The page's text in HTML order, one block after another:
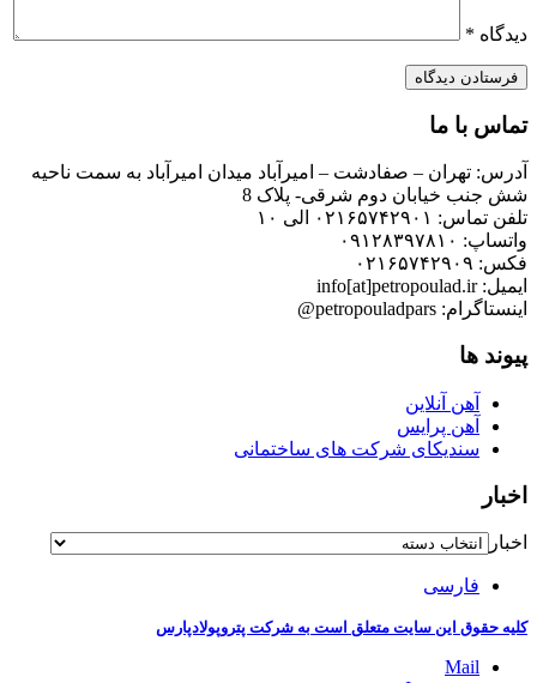
دیدگاه *
تماس با ما
آدرس: تهران – صفادشت – امیرآباد میدان امیرآباد به سمت ناحیه
شش جنب خیابان دوم شرقی- پلاک 8
تلفن تماس: ۰۲۱۶۵۷۴۲۹۰۱ الی ۱۰
واتساپ: ۰۹۱۲۸۳۹۷۸۱۰
فکس: ۰۲۱۶۵۷۴۲۹۰۹
ایمیل: info[at]petropoulad.ir
اینستاگرام: petropouladpars@
پیوند ها
آهن آنلاین
آهن پرایس
سندیکای شرکت های ساختمانی
اخبار
اخبار
فارسی
کلیه حقوق این سایت متعلق است به شرکت پتروپولادپارس
Mail